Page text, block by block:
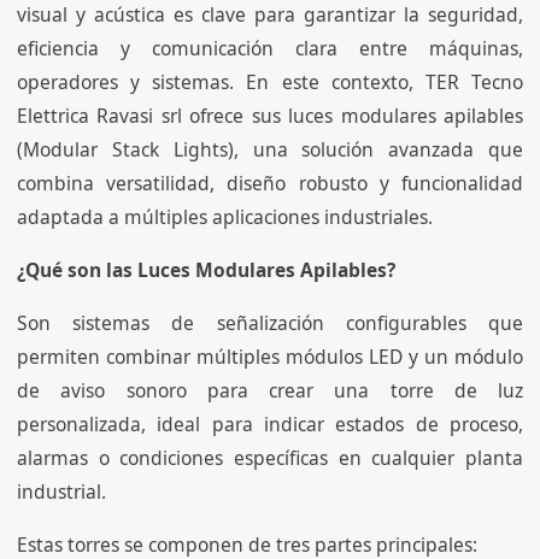
visual y acústica es clave para garantizar la seguridad,
eficiencia y comunicación clara entre máquinas,
operadores y sistemas. En este contexto, TER Tecno
Elettrica Ravasi srl ofrece sus luces modulares apilables
(Modular Stack Lights), una solución avanzada que
combina versatilidad, diseño robusto y funcionalidad
adaptada a múltiples aplicaciones industriales.
¿Qué son las Luces Modulares Apilables?
Son sistemas de señalización configurables que
permiten combinar múltiples módulos LED y un módulo
de aviso sonoro para crear una torre de luz
personalizada, ideal para indicar estados de proceso,
alarmas o condiciones específicas en cualquier planta
industrial.
Estas torres se componen de tres partes principales: